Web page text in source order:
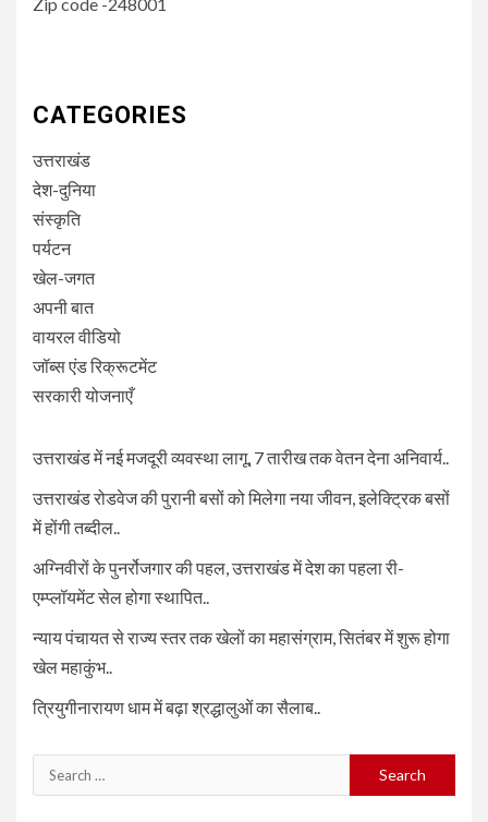
CATEGORIES
उत्तराखंड
देश-दुनिया
संस्कृति
पर्यटन
खेल-जगत
अपनी बात
वायरल वीडियो
जॉब्स एंड रिक्रूटमेंट
सरकारी योजनाएँ
उत्तराखंड में नई मजदूरी व्यवस्था लागू, 7 तारीख तक वेतन देना अनिवार्य..
उत्तराखंड रोडवेज की पुरानी बसों को मिलेगा नया जीवन, इलेक्ट्रिक बसों
में होंगी तब्दील..
अग्निवीरों के पुनर्रोजगार की पहल, उत्तराखंड में देश का पहला री-
एम्प्लॉयमेंट सेल होगा स्थापित..
न्याय पंचायत से राज्य स्तर तक खेलों का महासंग्राम, सितंबर में शुरू होगा
खेल महाकुंभ..
त्रियुगीनारायण धाम में बढ़ा श्रद्धालुओं का सैलाब..
Search
for: